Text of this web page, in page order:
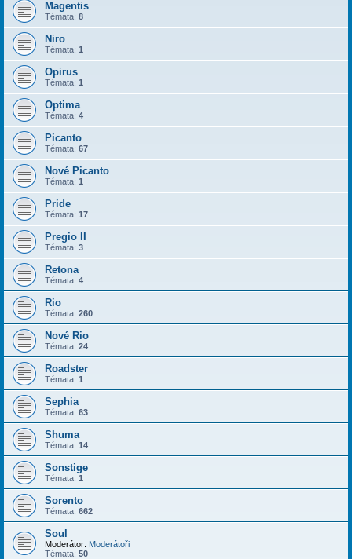
Magentis
Témata: 8
Niro
Témata: 1
Opirus
Témata: 1
Optima
Témata: 4
Picanto
Témata: 67
Nové Picanto
Témata: 1
Pride
Témata: 17
Pregio II
Témata: 3
Retona
Témata: 4
Rio
Témata: 260
Nové Rio
Témata: 24
Roadster
Témata: 1
Sephia
Témata: 63
Shuma
Témata: 14
Sonstige
Témata: 1
Sorento
Témata: 662
Soul
Moderátor: Moderátoři
Témata: 50